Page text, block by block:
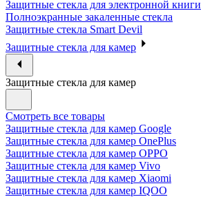
Защитные стекла для электронной книги
Полноэкранные закаленные стекла
Защитные стекла Smart Devil
Защитные стекла для камер
Защитные стекла для камер
Смотреть все товары
Защитные стекла для камер Google
Защитные стекла для камер OnePlus
Защитные стекла для камер OPPO
Защитные стекла для камер Vivo
Защитные стекла для камер Xiaomi
Защитные стекла для камер IQOO